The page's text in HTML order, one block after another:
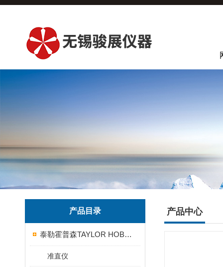
产品目录
泰勒霍普森TAYLOR HOBSON粗糙度仪
准直仪
产品中心